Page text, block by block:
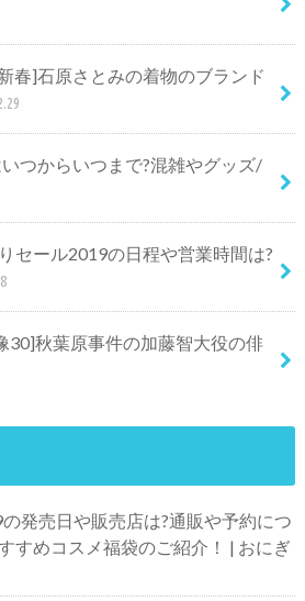
春]石原さとみの着物のブランド
つからいつまで?混雑やグッズ/
セール2019の日程や営業時間は?
30]秋葉原事件の加藤智大役の俳
発売日や販売店は?通販や予約につ
すめコスメ福袋のご紹介！ | おにぎ